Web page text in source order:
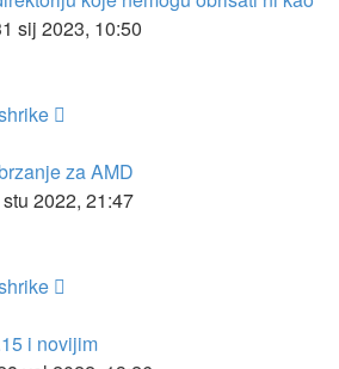
sij 2023, 10:50
za AMD
2022, 21:47
i novijim